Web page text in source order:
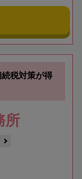
続税対策が得
所